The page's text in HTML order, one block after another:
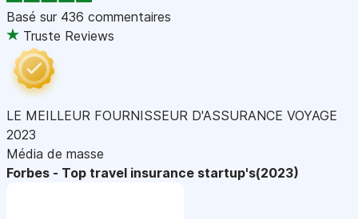
Basé sur 436 commentaires
Truste Reviews
LE MEILLEUR FOURNISSEUR D'ASSURANCE VOYAGE
2023
Média de masse
Forbes - Top travel insurance startup's(2023)